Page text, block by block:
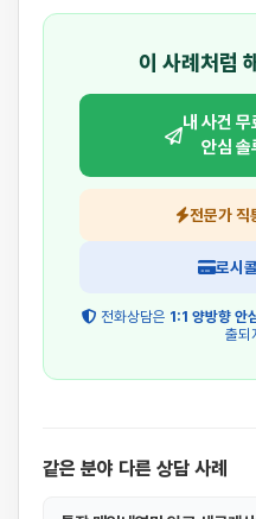
이 사례처럼
내 사건
안심 솔
전문가 직
로시
전화상담은 1:1 양방향 안
출되
같은 분야 다른 상담 사례